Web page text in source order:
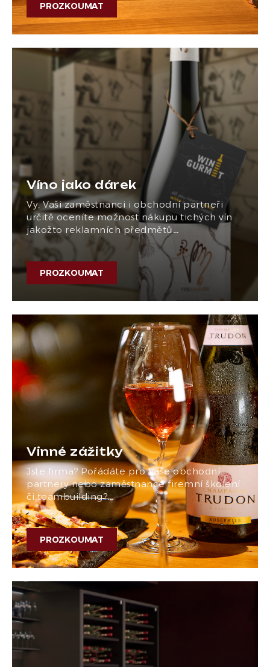
PROZKOUMAT
Víno jako dárek
Vy, Vaši zaměstnanci i obchodní partneři
určitě oceníte možnost nákupu tichých vín
jakožto reklamních předmětů…
PROZKOUMAT
Vinné zážitky
Jste firma? Pořádáte pro Vaše obchodní
partnery nebo zaměstnance firemní školení
či teambuilding?…
PROZKOUMAT